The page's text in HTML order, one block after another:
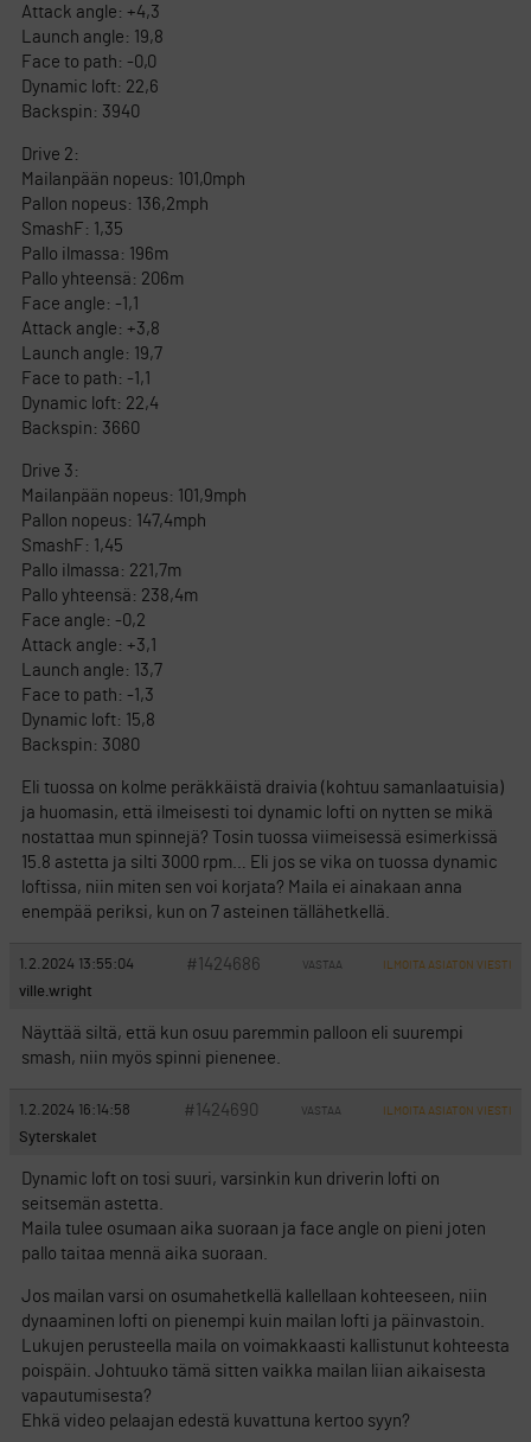
Attack angle: +4,3
Launch angle: 19,8
Face to path: -0,0
Dynamic loft: 22,6
Backspin: 3940
Drive 2:
Mailanpään nopeus: 101,0mph
Pallon nopeus: 136,2mph
SmashF: 1,35
Pallo ilmassa: 196m
Pallo yhteensä: 206m
Face angle: -1,1
Attack angle: +3,8
Launch angle: 19,7
Face to path: -1,1
Dynamic loft: 22,4
Backspin: 3660
Drive 3:
Mailanpään nopeus: 101,9mph
Pallon nopeus: 147,4mph
SmashF: 1,45
Pallo ilmassa: 221,7m
Pallo yhteensä: 238,4m
Face angle: -0,2
Attack angle: +3,1
Launch angle: 13,7
Face to path: -1,3
Dynamic loft: 15,8
Backspin: 3080
Eli tuossa on kolme peräkkäistä draivia (kohtuu samanlaatuisia)
ja huomasin, että ilmeisesti toi dynamic lofti on nytten se mikä
nostattaa mun spinnejä? Tosin tuossa viimeisessä esimerkissä
15.8 astetta ja silti 3000 rpm… Eli jos se vika on tuossa dynamic
loftissa, niin miten sen voi korjata? Maila ei ainakaan anna
enempää periksi, kun on 7 asteinen tällähetkellä.
1.2.2024 13:55:04 #1424686 VASTAA ILMOITA ASIATON VIESTI
ville.wright
Näyttää siltä, että kun osuu paremmin palloon eli suurempi
smash, niin myös spinni pienenee.
1.2.2024 16:14:58 #1424690 VASTAA ILMOITA ASIATON VIESTI
Syterskalet
Dynamic loft on tosi suuri, varsinkin kun driverin lofti on
seitsemän astetta.
Maila tulee osumaan aika suoraan ja face angle on pieni joten
pallo taitaa mennä aika suoraan.
Jos mailan varsi on osumahetkellä kallellaan kohteeseen, niin
dynaaminen lofti on pienempi kuin mailan lofti ja päinvastoin.
Lukujen perusteella maila on voimakkaasti kallistunut kohteesta
poispäin. Johtuuko tämä sitten vaikka mailan liian aikaisesta
vapautumisesta?
Ehkä video pelaajan edestä kuvattuna kertoo syyn?